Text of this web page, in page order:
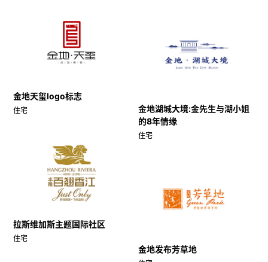
金地天玺logo标志
住宅
金地湖城大境:金先生与湖小姐
的8年情缘
住宅
拉斯维加斯主题国际社区
住宅
金地发布芳草地